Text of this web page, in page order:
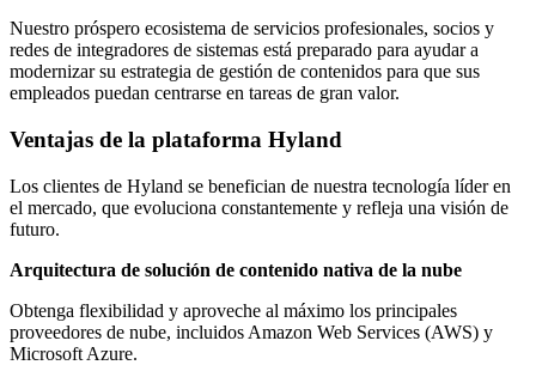
Nuestro próspero ecosistema de servicios profesionales, socios y
redes de integradores de sistemas está preparado para ayudar a
modernizar su estrategia de gestión de contenidos para que sus
empleados puedan centrarse en tareas de gran valor.
Ventajas de la plataforma Hyland
Los clientes de Hyland se benefician de nuestra tecnología líder en
el mercado, que evoluciona constantemente y refleja una visión de
futuro.
Arquitectura de solución de contenido nativa de la nube
Obtenga flexibilidad y aproveche al máximo los principales
proveedores de nube, incluidos Amazon Web Services (AWS) y
Microsoft Azure.